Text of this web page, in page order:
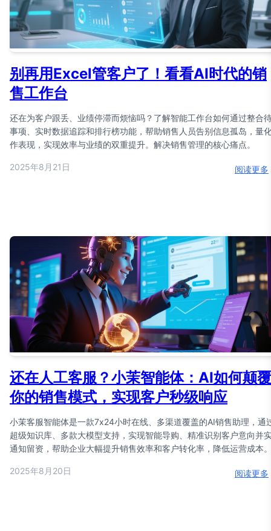
别再用Excel管客户了！看看AI时代的销
售工作台
还在为客户跟丢、业绩停滞而烦恼吗？了解智能工作台如何通过整合
事项、实时数据追踪和排行榜功能，帮助销售人员告别信息孤岛，量
作表现，实现效率与业绩的双重提升。解决销售管理的核心痛点。
2025年8月21日 阅读更多
还在人工客服？小茉智能体：AI如何颠覆
你的销售模式，实现客户秒级响应
小茉客服智能体是一款7x24小时在线、多渠道覆盖的AI销售助理，通
超级知识库、多款大模型支持，实现智能导购、精准识别客户意向并
通知留资，帮助企业大幅提升销售效率和客户转化率，降低运营成本
2025年8月20日 阅读更多